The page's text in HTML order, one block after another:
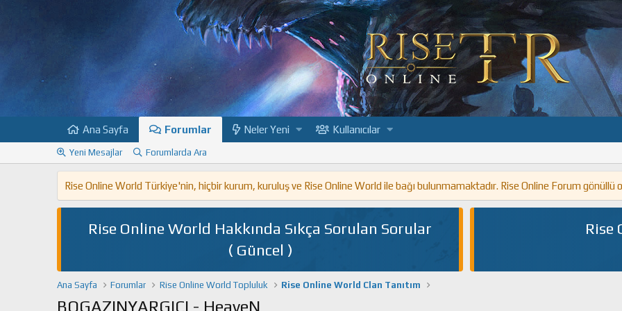
Ana Sayfa Forumlar Neler Yeni Kullanıcılar
Yeni Mesajlar Forumlarda Ara
Rise Online World Türkiye'nin, hiçbir kurum, kuruluş ve Rise Online World ile bağı bulunmamaktadır. Rise Online Forum
Rise Online World Hakkında Sıkça Sorulan Sorular
( Güncel )
Rise
Ana Sayfa Forumlar Rise Online World Topluluk Rise Online World Clan Tanıtım
BOGAZINYARGICI - HeaveN